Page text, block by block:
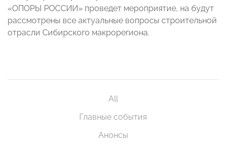
«ОПОРЫ РОССИИ» проведет мероприятие, на будут
рассмотрены все актуальные вопросы строительной
отрасли Сибирского макрорегиона.
All
Главные события
Анонсы